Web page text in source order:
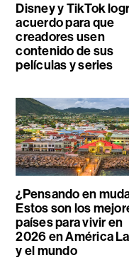
Disney y TikTok
acuerdo para que
creadores usen
contenido de sus
películas y series
¿Pensando en
Estos son los
países para vivir en
2026 en América
y el mundo